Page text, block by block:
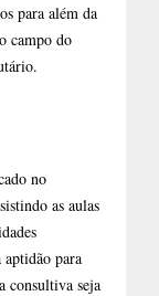
para além da
campo do
no
as aulas
aptidão para
consultiva seja